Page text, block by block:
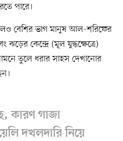
পারে।
হলেও বেশির ভাগ মানুষ আল-শরিফের
ঝড়ের কেন্দ্রে (মূল যুদ্ধক্ষেত্রে)
তুলে ধরার সাহস দেখানোর
কারণ গাজা
দখলদারি নিয়ে